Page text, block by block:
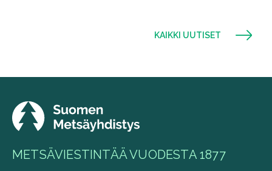
KAIKKI UUTISET
METSÄVIESTINTÄÄ VUODESTA 1877